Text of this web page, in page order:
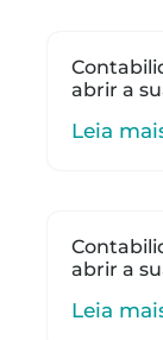
abrir a
Leia
abrir a
Leia